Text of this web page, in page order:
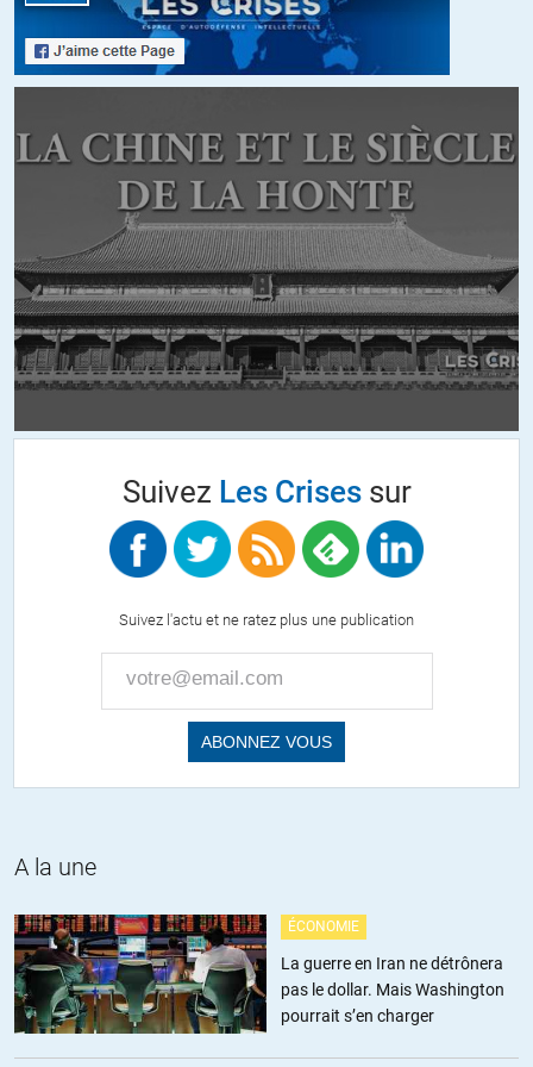
verbalisation.
Bref, moins d’enquête et plus de contravention.
Mirabo//06.02.2015 à 00h40
Voilà des jours que je recherche sur quel fondement juridique ou
réglementaire reposerait cette obligation faite aux agents de la
fonction publique de respecter une minute de silence… pire,
l’obligation faite aux élèves. Aucune réponse à ce jour…
Il me semble que, ado, j’aurais également refusé – juste pour le
principe.
//11.02.2015 à 10h42
Pour les élèves je l’ignore totalement. Pour les agents de la fonction
ALERTER
blogs malpensants.
Merci Minute…
+6 ALERTER
Suivez Les Crisessur
Suivez l'actu et ne ratez plus une publication
A la une
ÉCONOMIE
La guerre en Iran ne détrônera
pas le dollar. Mais Washington
pourrait s’en charger